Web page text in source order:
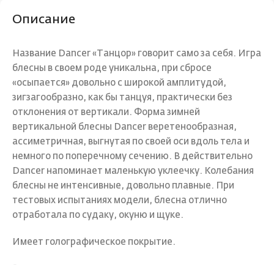
Описание
Название Dancer «Танцор» говорит само за себя. Игра
блесны в своем роде уникальна, при сбросе
«осыпается» довольно с широкой амплитудой,
зигзагообразно, как бы танцуя, практически без
отклонения от вертикали. Форма зимней
вертикальной блесны Dancer веретенообразная,
ассиметричная, выгнутая по своей оси вдоль тела и
немного по поперечному сечению. В действительно
Dancer напоминает маленькую уклеечку. Колебания
блесны не интенсивные, довольно плавные. При
тестовых испытаниях модели, блесна отлично
отработала по судаку, окуню и щуке.
Имеет голографическое покрытие.